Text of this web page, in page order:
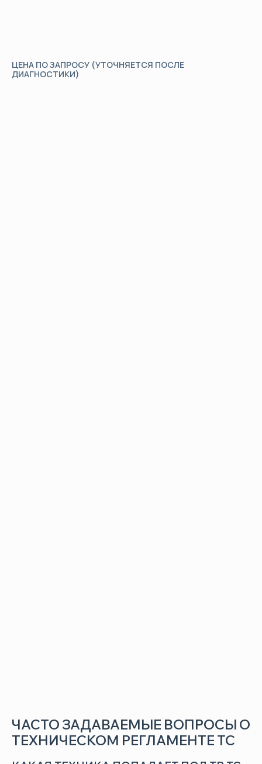
ЦЕНА ПО ЗАПРОСУ (УТОЧНЯЕТСЯ ПОСЛЕ
ДИАГНОСТИКИ)
ЧАСТО ЗАДАВАЕМЫЕ ВОПРОСЫ О
ТЕХНИЧЕСКОМ РЕГЛАМЕНТЕ ТС